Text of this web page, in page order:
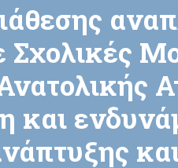
και